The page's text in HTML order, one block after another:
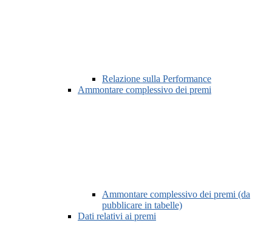
Relazione sulla Performance
Ammontare complessivo dei premi
Ammontare complessivo dei premi (da
pubblicare in tabelle)
Dati relativi ai premi